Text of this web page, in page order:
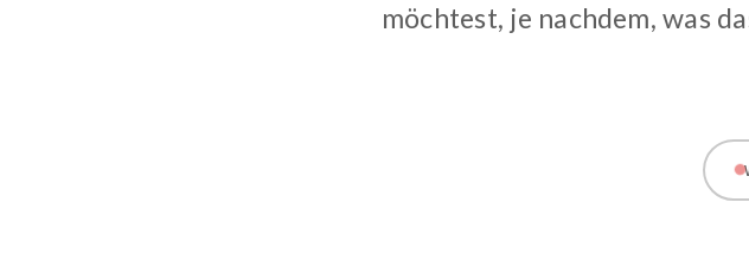
möchtest, je nachdem, was